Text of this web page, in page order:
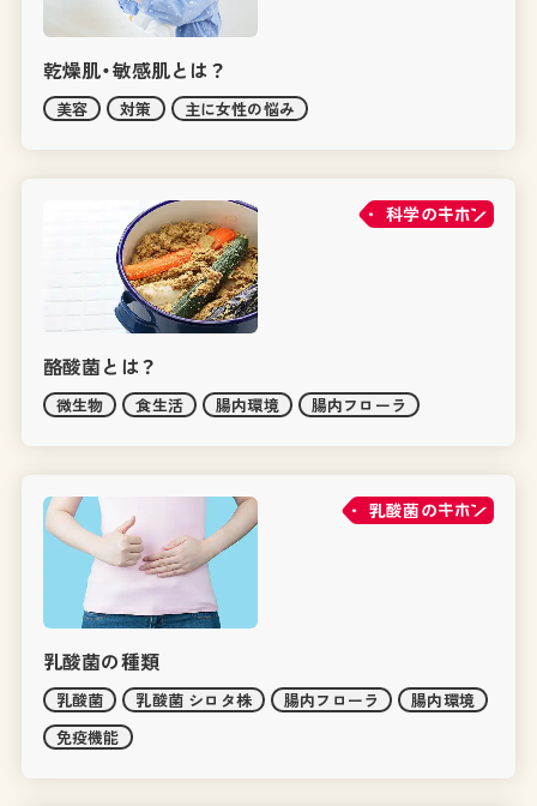
乾燥肌・敏感肌とは？
美容 対策 主に女性の悩み
科学の
酪酸菌とは？
微生物 食生活 腸内環境 腸内フローラ
乳酸菌の
乳酸菌の種類
乳酸菌 乳酸菌 シロタ株 腸内フローラ
腸内環境
免疫機能